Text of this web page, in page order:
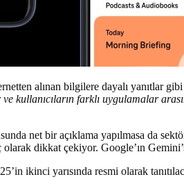
alınan bilgilere dayalı yanıtlar
kullanıcıların farklı uygulamalar
net bir açıklama yapılmasa da
dikkat çekiyor. Google’ın
ikinci yarısında resmi olarak